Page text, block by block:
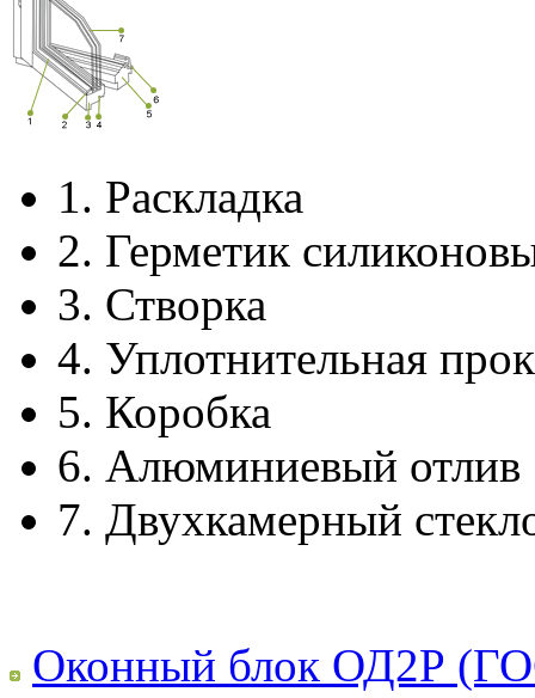
1. Раскладка
2. Герметик
3. Створка
4. Уплотнительная
5. Коробка
6. Алюминиевый отлив
7. Двухкамерный
Оконный блок ОД2Р